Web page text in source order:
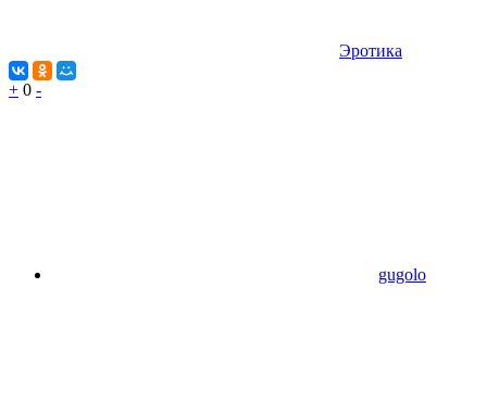
Эротика
+ 0 -
gugolo